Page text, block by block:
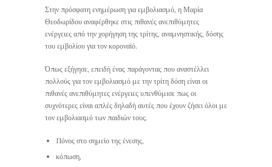
Στην πρόσφατη ενημέρωση για εμβολιασμό, η Μαρία
Θεοδωρίδου αναφέρθηκε στις πιθανές ανεπιθύμητες
ενέργειες από την χορήγηση της τρίτης, αναμνηστικής, δόσης
του εμβολίου για τον κοροναϊό.
Όπως εξήγησε, επειδή ένας παράγοντας που αναστέλλει
πολλούς για τον εμβολιασμό με την τρίτη δόση είναι οι
πιθανές ανεπιθύμητες ενέργειες υπενθύμισε πως οι
συχνότερες είναι απλές δηλαδή αυτές που έχουν ζήσει όλοι με
τον εμβολιασμό των παιδιών τους.
Πόνος στο σημείο της ένεσης,
κόπωση,